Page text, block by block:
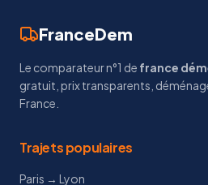
FranceDem
Le comparateur n°1 de france
gratuit, prix transparents,
France.
Trajets populaires
Paris → Lyon